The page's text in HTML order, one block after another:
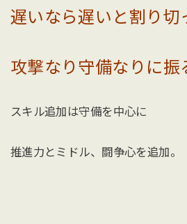
遅いなら遅いと割り切
攻撃なり守備なりに振
スキル追加は守備を中心に
推進力とミドル、闘争心を追加。